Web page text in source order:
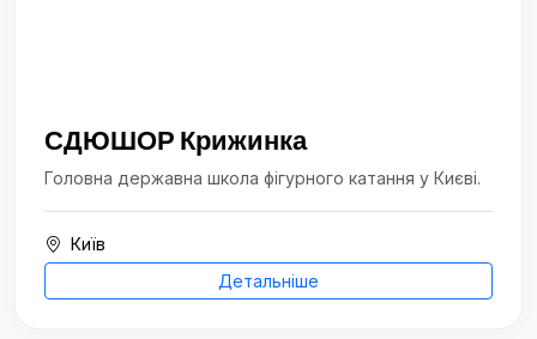
СДЮШОР Крижинка
Головна державна школа фігурного катання у Києві.
Київ
Детальніше